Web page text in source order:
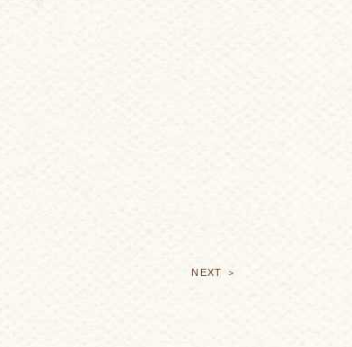
NEXT ＞